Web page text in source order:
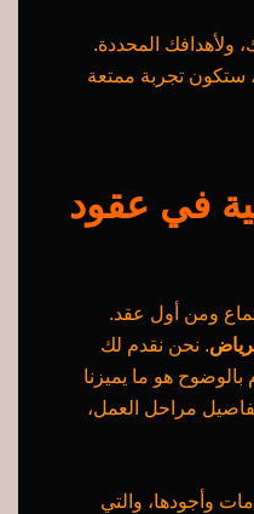
المحددة.
ستكون تجربة ممتعة
في عقود
ومن أول عقد.
. نحن نقدم لك
هو ما يميزنا
مراحل العمل،
وأجودها، والتي